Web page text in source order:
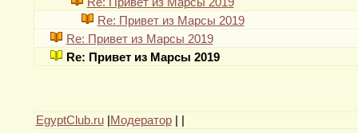
Re: Привет из Марсы 2019
Re: Привет из Марсы 2019
Re: Привет из Марсы 2019
EgyptClub.ru| Модератор|